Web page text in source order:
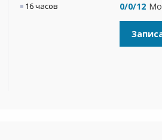
16 часов 0/0/12